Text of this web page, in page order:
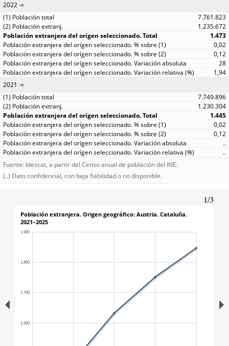
2022
7.761.823
1.235.672
1.473
0,02
0,12
28
1,94
2021
7.749.896
1.230.304
1.445
0,02
0,12
..
..
Fuente: Idescat, a partir del Censo anual de población del INE.
(..) Dato confidencial, con baja fiabilidad o no disponible.